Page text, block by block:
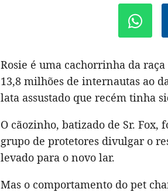
Rosie é uma cachorrinha da
13,8 milhões de internautas ao
lata assustado que recém tinha
O cãozinho, batizado de Sr. Fox,
grupo de protetores divulgar o
levado para o novo lar.
Mas o comportamento do pet